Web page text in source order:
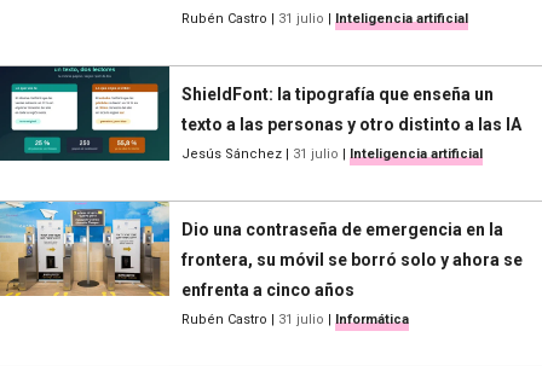
Rubén Castro | 31 julio | Inteligencia artificial
ShieldFont: la tipografía que enseña un
texto a las personas y otro distinto a las IA
Jesús Sánchez | 31 julio | Inteligencia artificial
Dio una contraseña de emergencia en la
frontera, su móvil se borró solo y ahora se
enfrenta a cinco años
Rubén Castro | 31 julio | Informática